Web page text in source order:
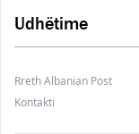
Udhëtime
Rreth Albanian Post
Kontakti